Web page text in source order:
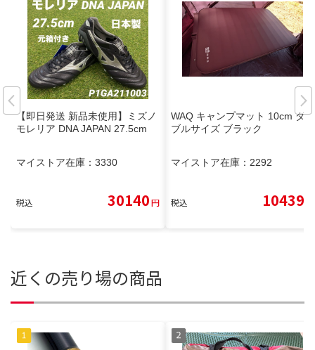
【即日発送 新品未使用】ミズノ
モレリア DNA JAPAN 27.5cm
マイストア在庫： 3330
税込 30140円
WAQ キャンプマット 10cm ダ
ブルサイズ ブラック
マイストア在庫： 2292
税込 10439
近くの売り場の商品